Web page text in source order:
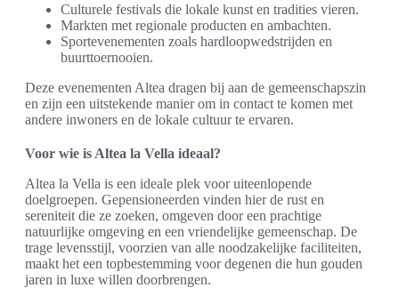
Culturele festivals die lokale kunst en tradities vieren.
Markten met regionale producten en ambachten.
Sportevenementen zoals hardloopwedstrijden en
buurttoernooien.
Deze evenementen Altea dragen bij aan de gemeenschapszin
en zijn een uitstekende manier om in contact te komen met
andere inwoners en de lokale cultuur te ervaren.
Voor wie is Altea la Vella ideaal?
Altea la Vella is een ideale plek voor uiteenlopende
doelgroepen. Gepensioneerden vinden hier de rust en
sereniteit die ze zoeken, omgeven door een prachtige
natuurlijke omgeving en een vriendelijke gemeenschap. De
trage levensstijl, voorzien van alle noodzakelijke faciliteiten,
maakt het een topbestemming voor degenen die hun gouden
jaren in luxe willen doorbrengen.